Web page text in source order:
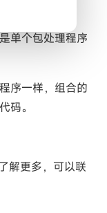
单个包处理程序
序一样，组合的
码。
解更多，可以联